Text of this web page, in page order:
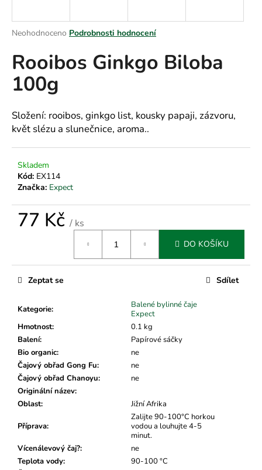
Průměrné
produktu
je
0,0
z
hvězdiček.
Neohodnoceno Podrobnosti hodnocení
Rooibos Ginkgo Biloba
100g
Složení: rooibos, ginkgo list, kousky papaji, zázvoru,
květ slézu a slunečnice, aroma..
Skladem
Kód: EX114
Značka: Expect
77 Kč / ks
DO KOŠÍKU
Kategorie:
Balené bylinné čaje
Expect
Hmotnost:
0.1 kg
Balení:
Papírové sáčky
Bio organic:
ne
Čajový obřad Gong Fu:
ne
Čajový obřad Chanoyu:
ne
Originální název:
Oblast: Jižní Afrika
Příprava:
Zalijte 90-100°C horkou
vodou a louhujte 4-5
minut.
Vícenálevový čaj?:
ne
Teplota vody:
90-100 °C
Zeptat se Sdílet
j
t
?
HLEDAT
D
p
č
u
m